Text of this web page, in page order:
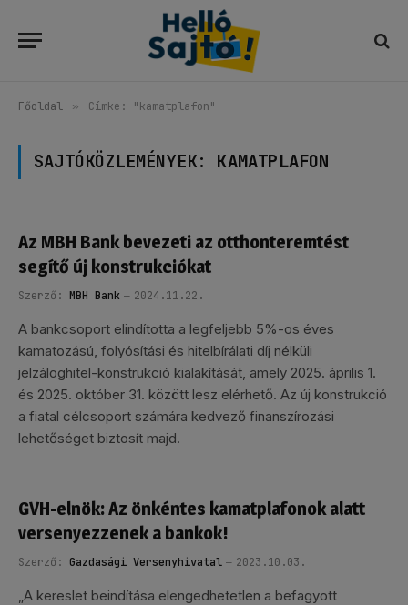
Főoldal » Címke: "kamatplafon"
SAJTÓKÖZLEMÉNYEK: KAMATPLAFON
Az MBH Bank bevezeti az otthonteremtést
segítő új konstrukciókat
Szerző: MBH Bank 2024.11.22.
A bankcsoport elindította a legfeljebb 5%-os éves
kamatozású, folyósítási és hitelbírálati díj nélküli
jelzáloghitel-konstrukció kialakítását, amely 2025. április 1.
és 2025. október 31. között lesz elérhető. Az új konstrukció
a fiatal célcsoport számára kedvező finanszírozási
lehetőséget biztosít majd.
GVH-elnök: Az önkéntes kamatplafonok alatt
versenyezzenek a bankok!
Szerző: Gazdasági Versenyhivatal 2023.10.03.
„A kereslet beindítása elengedhetetlen a befagyott